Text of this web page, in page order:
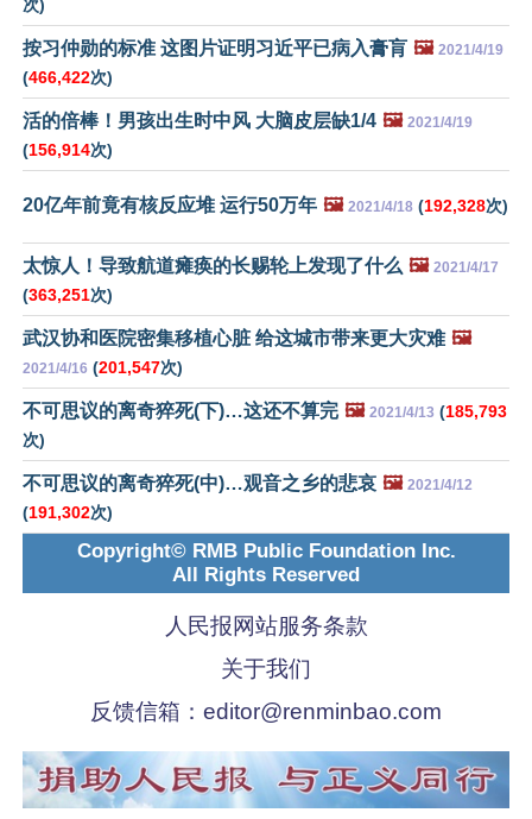
次)
按习仲勋的标准 这图片证明习近平已病入膏肓 🖼️ 2021/4/19
(466,422次)
活的倍棒！男孩出生时中风 大脑皮层缺1/4 🖼️ 2021/4/19
(156,914次)
20亿年前竟有核反应堆 运行50万年 🖼️ 2021/4/18 (192,328次)
太惊人！导致航道瘫痪的长赐轮上发现了什么 🖼️ 2021/4/17
(363,251次)
武汉协和医院密集移植心脏 给这城市带来更大灾难 🖼️
2021/4/16 (201,547次)
不可思议的离奇猝死(下)…这还不算完 🖼️ 2021/4/13 (185,793
次)
不可思议的离奇猝死(中)…观音之乡的悲哀 🖼️ 2021/4/12
(191,302次)
Copyright© RMB Public Foundation Inc.
All Rights Reserved
人民报网站服务条款
关于我们
反馈信箱： editor@renminbao.com